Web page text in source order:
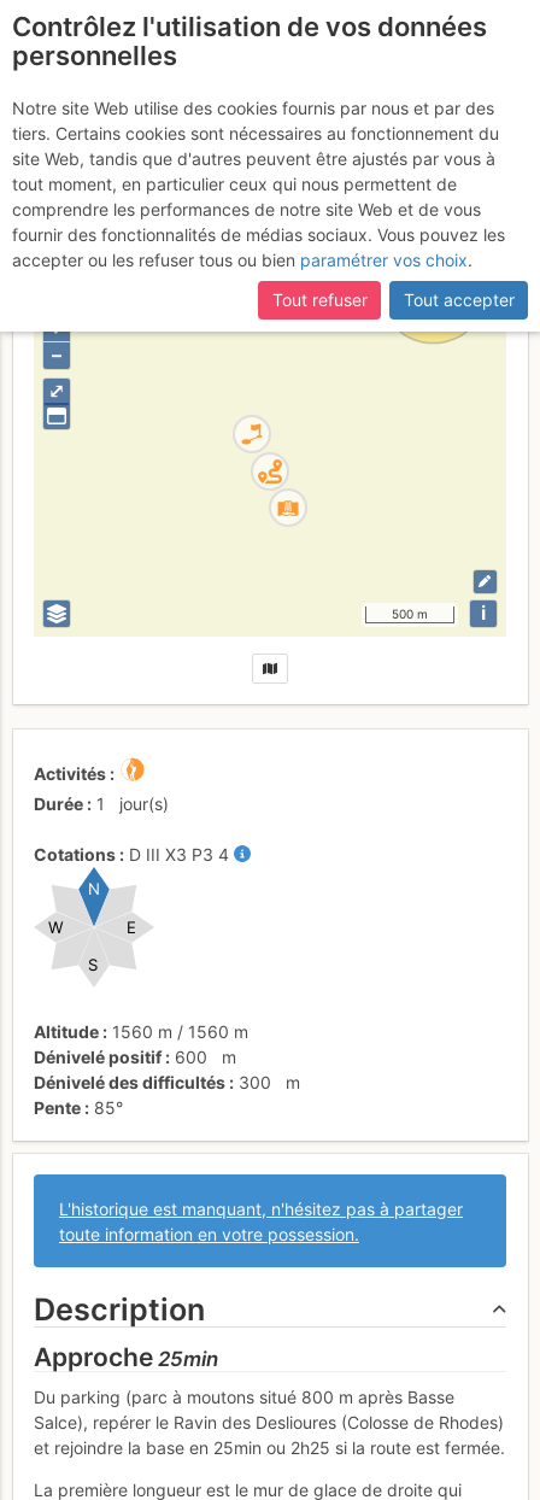
Vallon du Fournel -
Colosse de Rhodes : Les
nains des ravines
Hautes-Alpes
⤢
+
–
500 m i
Activités
Durée
1 jour(s)
Cotations D III X3 P3 4
E
W
S
N
Altitude 1560 m / 1560 m
Dénivelé positif
600
m
Dénivelé des difficultés
300
m
Pente
85°
L'historique est manquant, n'hésitez pas à partager
toute information en votre possession.
Description
Approche 25min
Du parking (parc à moutons situé 800 m après Basse
Salce), repérer le Ravin des Deslioures (Colosse de Rhodes)
et rejoindre la base en 25min ou 2h25 si la route est fermée.
La première longueur est le mur de glace de droite qui
Contrôlez l'utilisation de vos données
personnelles
Notre site Web utilise des cookies fournis par nous et par des
tiers. Certains cookies sont nécessaires au fonctionnement du
site Web, tandis que d'autres peuvent être ajustés par vous à
tout moment, en particulier ceux qui nous permettent de
comprendre les performances de notre site Web et de vous
fournir des fonctionnalités de médias sociaux. Vous pouvez les
accepter ou les refuser tous ou bien paramétrer vos choix.
Tout refuser
Tout accepter